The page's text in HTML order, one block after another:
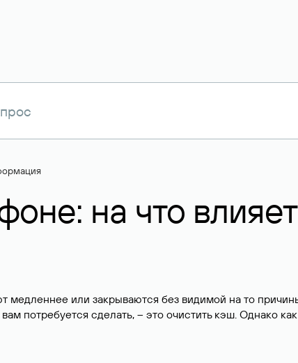
на что
медленнее или закрываются без видимой на то
потребуется сделать, – это очистить кэш. Однако